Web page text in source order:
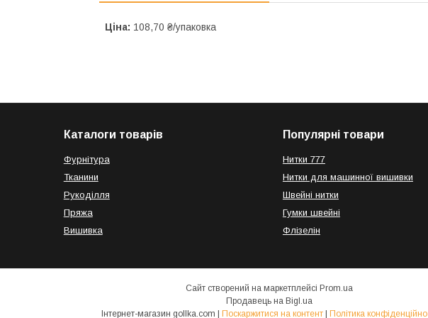
Ціна: 108,70 ₴/упаковка
Каталоги товарів
Фурнітура
Тканини
Рукоділля
Пряжа
Вишивка
Популярні товари
Нитки 777
Нитки для машинної вишивки
Швейні нитки
Гумки швейні
Флізелін
Сайт створений на маркетплейсі Prom.ua
Продавець на Bigl.ua
Поскаржитися на контент Політика